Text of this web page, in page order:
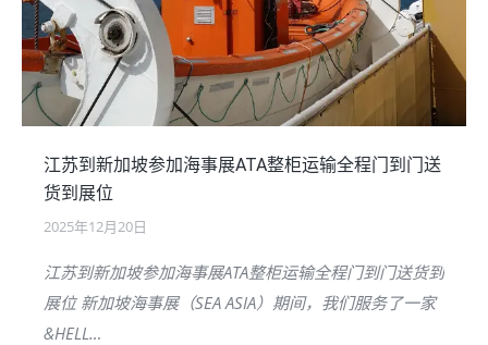
江苏到新加坡参加海事展ATA整柜运输全程门到门送
货到展位
2025年12月20日
江苏到新加坡参加海事展ATA整柜运输全程门到门送货到
展位 新加坡海事展（SEA ASIA）期间，我们服务了一家
&HELL…